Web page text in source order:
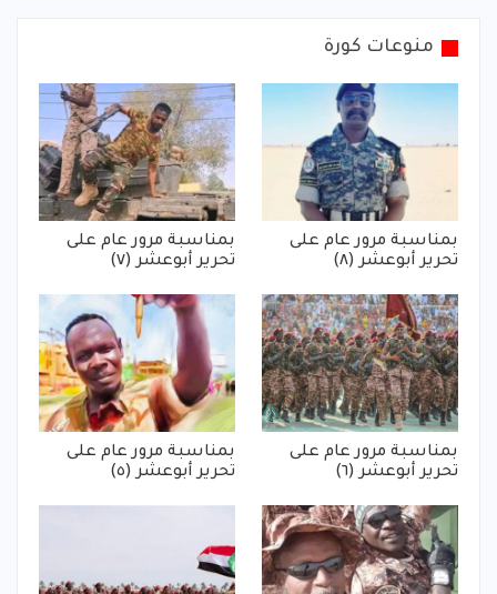
منوعات كورة
بمناسبة مرور عام على
تحرير أبوعشر (٨)
بمناسبة مرور عام على
تحرير أبوعشر (٧)
بمناسبة مرور عام على
تحرير أبوعشر (٦)
بمناسبة مرور عام على
تحرير أبوعشر (٥)